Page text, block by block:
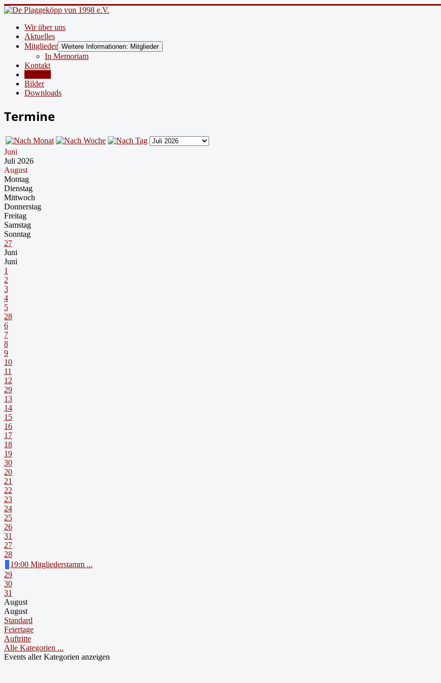
Wir über uns
Aktuelles
Mitglieder Weitere Informationen: Mitglieder
In Memoriam
Kontakt
Bilder
Downloads
Termine
Juni
Juli 2026
August
Montag
Dienstag
Mittwoch
Donnerstag
Freitag
Samstag
Sonntag
27
Juni
Juni
1
2
3
4
5
28
6
7
8
9
10
11
12
29
13
14
15
16
17
18
19
30
20
21
22
23
24
25
26
31
27
28
19:00 Mitgliederstamm ...
29
30
31
August
August
Standard
Feiertage
Auftritte
Alle Kategorien ...
Events aller Kategorien anzeigen